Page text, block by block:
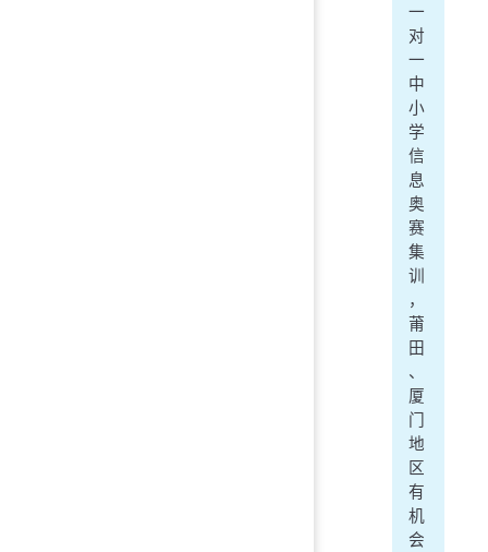
一
对
一
中
小
学
信
息
奥
赛
集
训
，
莆
田
、
厦
门
地
区
有
机
会